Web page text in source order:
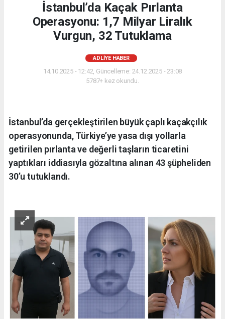
İstanbul’da Kaçak Pırlanta
Operasyonu: 1,7 Milyar Liralık
Vurgun, 32 Tutuklama
ADLIYE HABER
14.10.2025 - 12:42, Güncelleme: 24.12.2025 - 23:08
5787+ kez okundu.
İstanbul’da gerçekleştirilen büyük çaplı kaçakçılık
operasyonunda, Türkiye’ye yasa dışı yollarla
getirilen pırlanta ve değerli taşların ticaretini
yaptıkları iddiasıyla gözaltına alınan 43 şüpheliden
30’u tutuklandı.